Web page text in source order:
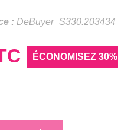
: DeBuyer_S330.203434
ÉCONOMISEZ 30%